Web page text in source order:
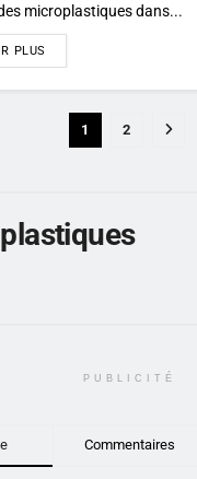
microplastiques dans...
PLUS
1 2
PUBLICITÉ
Commentaires